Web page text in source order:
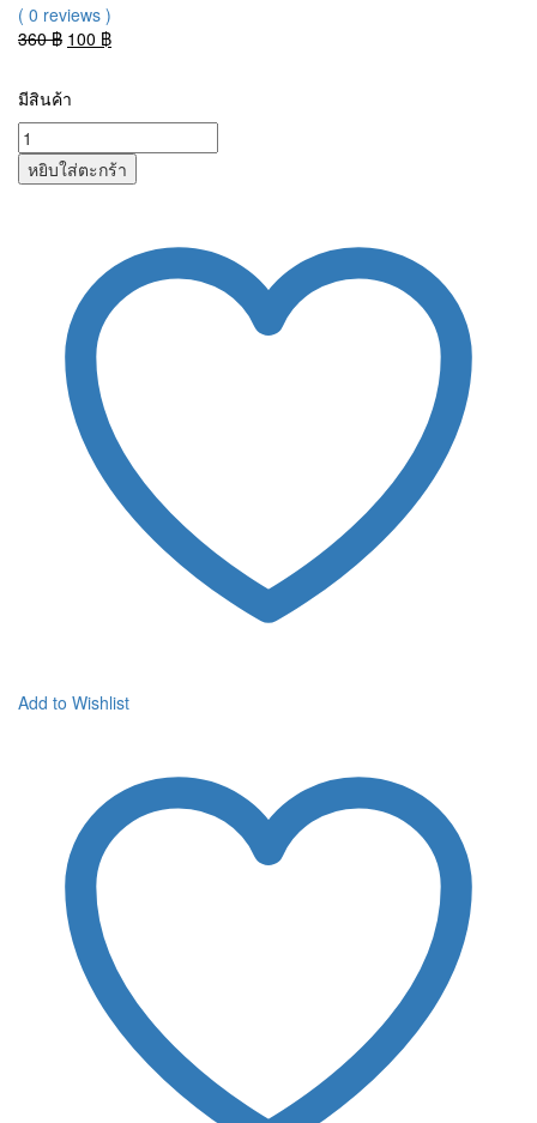
( 0 reviews )
360฿ Original
360 ฿.
100 ฿Current
มีสินค้า
หยิบใส่ตะกร้า
Add to Wishlist